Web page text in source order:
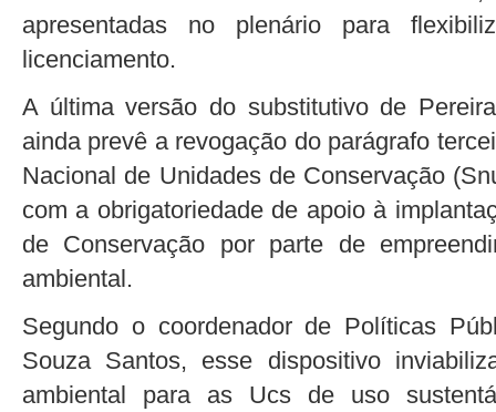
apresentadas no plenário para
licenciamento.
A última versão do substitutivo de
ainda prevê a revogação do parágrafo
Nacional de Unidades de Conservação
com a obrigatoriedade de apoio à
de Conservação por parte de
ambiental.
Segundo o coordenador de Políticas
Souza Santos, esse dispositivo
ambiental para as Ucs de uso